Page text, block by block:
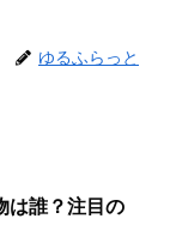
ゆるふらっと
は誰？注目の